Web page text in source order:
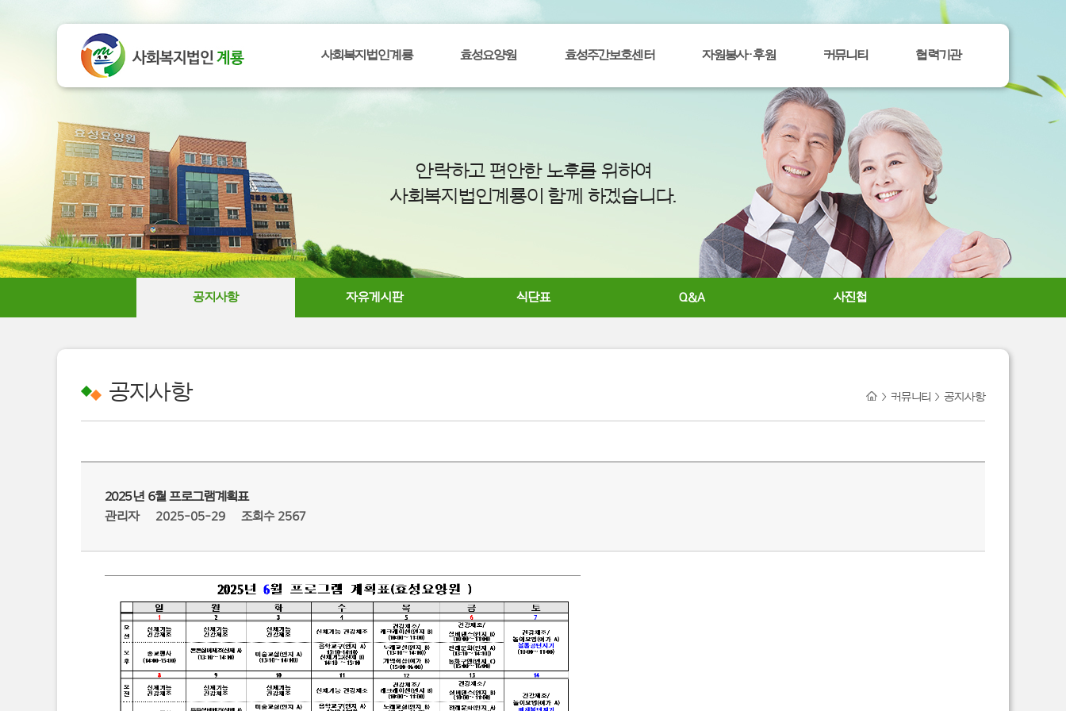
사회복지법인계룡 효성요양원 효성주간보호센터 자원봉사ㆍ후원 커뮤니티 협력기관
안락하고 편안한 노후를 위하여
사회복지법인계룡이 함께 하겠습니다.
공지사항 자유게시판 식단표 Q&A 사진첩
공지사항 > 커뮤니티 > 공지사항
2025년 6월 프로그램계획표
관리자 2025-05-29 조회수 2567